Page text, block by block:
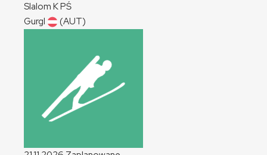
Slalom KPŚ
Gurgl
(AUT)